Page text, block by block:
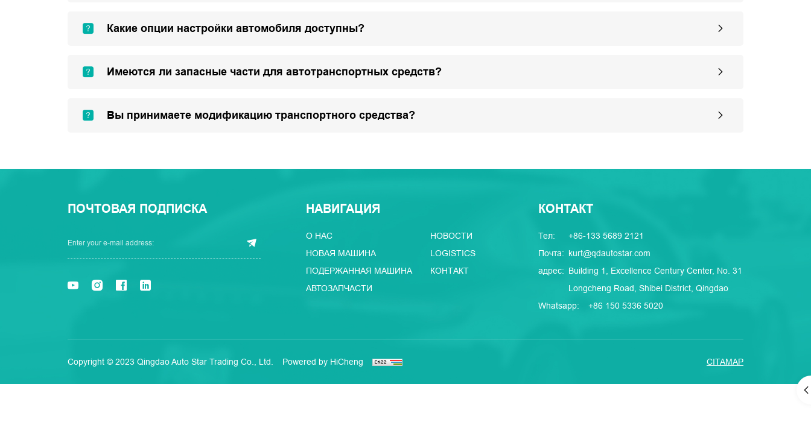
Какие опции настройки автомобиля доступны?
Имеются ли запасные части для автотранспортных средств?
Вы принимаете модификацию транспортного средства?
ПОЧТОВАЯ ПОДПИСКА НАВИГАЦИЯ
О НАС
НОВАЯ МАШИНА
ПОДЕРЖАННАЯ МАШИНА
АВТОЗАПЧАСТИ
НОВОСТИ
LOGISTICS
КОНТАКТ
КОНТАКТ
Тел:
+86-133 5689 2121
Почта: kurt@qdautostar.com
адрес: Building 1, Excellence Century Center, No. 31
Longcheng Road, Shibei District, Qingdao
Whatsapp:
+86 150 5336 5020
Copyright © 2023 Qingdao Auto Star Trading Co., Ltd. Powered by HiCheng CITAMAP